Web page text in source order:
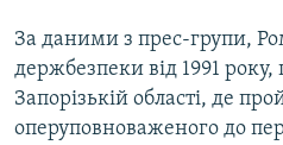
УКРАЇНСЬКА ПРОБЛЕМА КРИМУ
ІНФОГРАФІКА
Qırımtatar
ДОЛУЧАЙСЯ!
За даними з прес-групи,
держбезпеки від 1991
Запорізькій області, де
оперуповноваженого до